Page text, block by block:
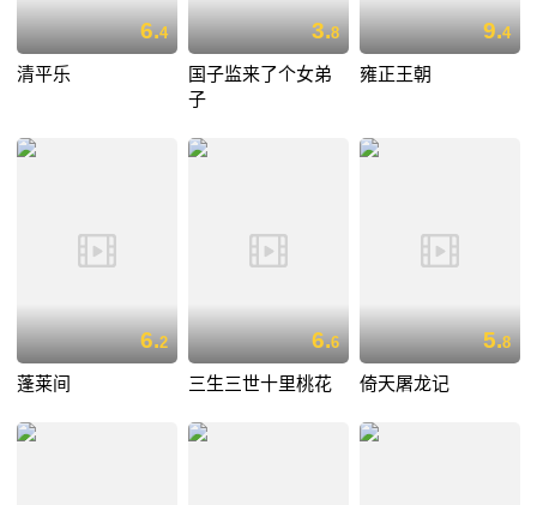
6.4
清平乐
3.8
国子监来了个女弟
子
9.4
雍正王朝
6.2
蓬莱间
6.6
三生三世十里桃花
5.8
倚天屠龙记